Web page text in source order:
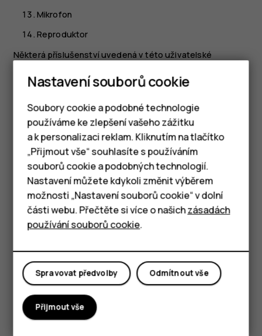
Chytré telefony
Tlačítkové telefony
Tablety
Mikrofon
Reproduktor
Některá příslušenství uvedená v této uživatelské
datový kabel, mohou být prodávána samostatně.
Důležité: Displej přístroje a zadní kryt jsou
vyrobeny ze skla. Pokud přístroj spadne na tvrdou
plochu nebo ho zasáhne silný úder, může se sklo
rozbít. Pokud se sklo rozbije, nedotýkejte se
skleněných součástí přístroje ani se nepokoušejte
rozbité sklo odstranit z přístroje. Přestaňte přístroj
používat, dokud nebude sklo vyměněno
autorizovaným servisním pracovníkem.
Části a konektory, magnetismus
protože by to mohlo přístroj poškodit. Do zvukového
konektoru nepřipojujte žádný zdroj napětí. Když do
zvukového konektoru připojujete sluchátka nebo externí
zařízení neschválené pro použití s tímto přístrojem,
Nastavení souborů cookie
Soubory cookie a podobné technologie
používáme ke zlepšení vašeho zážitku
a k personalizaci reklam. Kliknutím na tlačítko
„Přijmout vše“ souhlasíte s používáním
souborů cookie a podobných technologií.
Nastavení můžete kdykoli změnit výběrem
možnosti „Nastavení souborů cookie“ v dolní
části webu. Přečtěte si více o našichzásadách
používání souborů cookie.
Odmítnout vše
Spravovat předvolby
Přijmout vše